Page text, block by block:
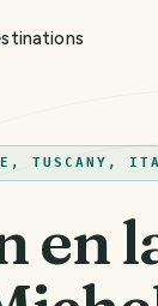
TUSCANY,
en